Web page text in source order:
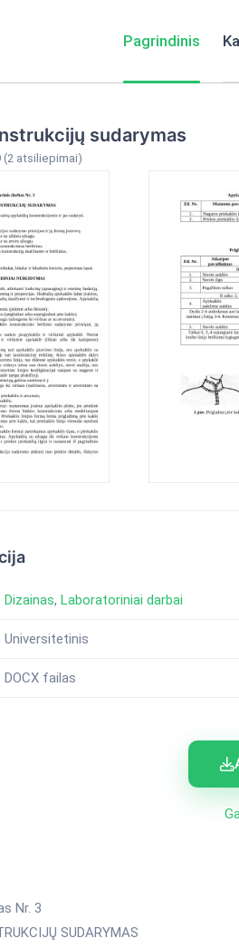
Pagrindinis
sudarymas
(2 atsiliepimai)
Dizainas, Laboratoriniai darbai
Universitetinis
DOCX failas
Nr. 3
SUDARYMAS